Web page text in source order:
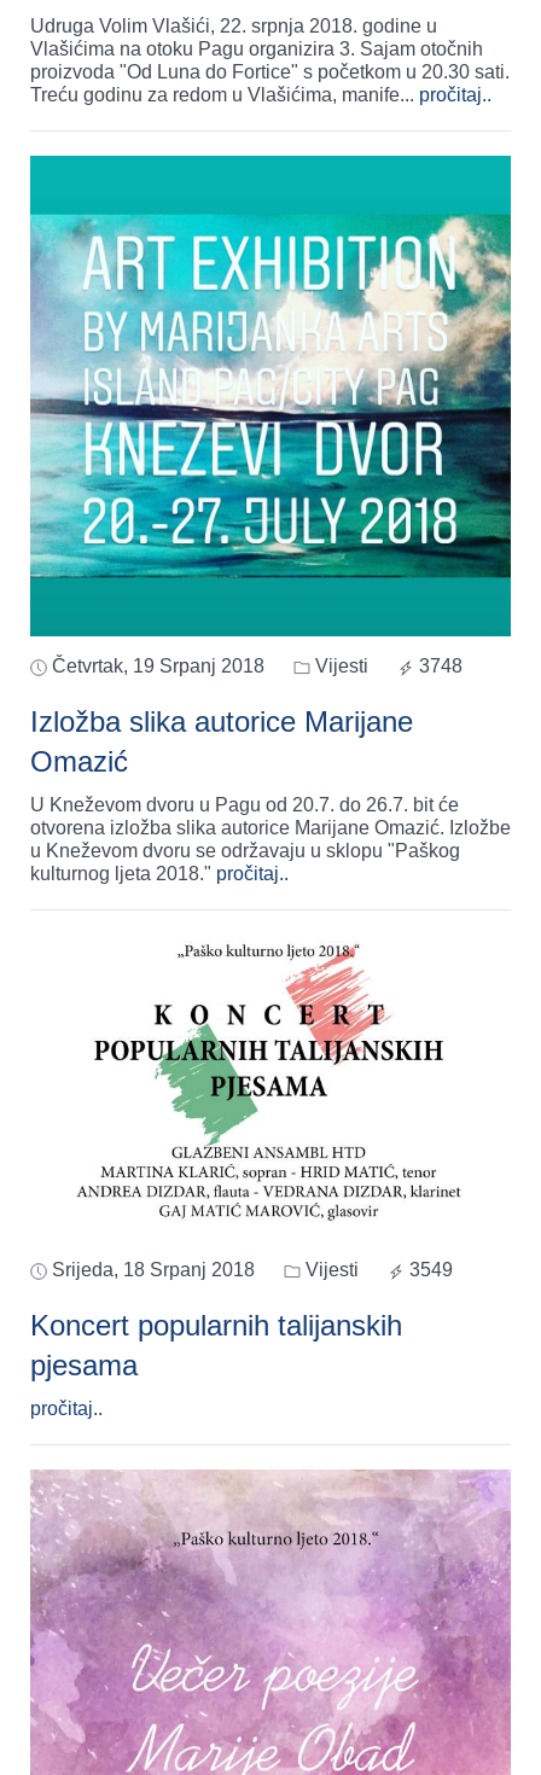
Udruga Volim Vlašići, 22. srpnja 2018. godine u
Vlašićima na otoku Pagu organizira 3. Sajam otočnih
proizvoda "Od Luna do Fortice" s početkom u 20.30 sati.
Treću godinu za redom u Vlašićima, manife... pročitaj..
Četvrtak, 19 Srpanj 2018 Vijesti 3748
Izložba slika autorice Marijane
Omazić
U Kneževom dvoru u Pagu od 20.7. do 26.7. bit će
otvorena izložba slika autorice Marijane Omazić. Izložbe
u Kneževom dvoru se održavaju u sklopu "Paškog
kulturnog ljeta 2018." pročitaj..
Srijeda, 18 Srpanj 2018 Vijesti 3549
Koncert popularnih talijanskih
pjesama
pročitaj..